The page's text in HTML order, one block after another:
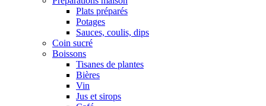
Plats préparés
Potages
Sauces, coulis, dips
Coin sucré
Boissons
Tisanes de plantes
Bières
Vin
Jus et sirops